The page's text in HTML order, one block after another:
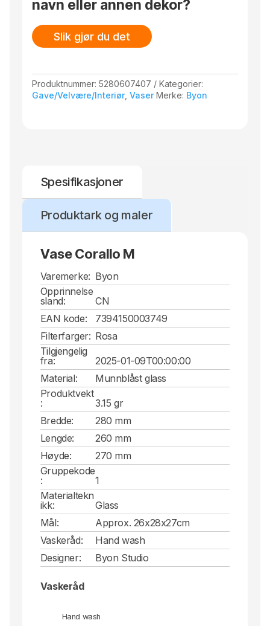
navn eller annen dekor?
Slik gjør du det
Produktnummer:5280607407
Kategorier:
Gave/Velvære/Interiør,Vaser Merke: Byon
Spesifikasjoner
Produktark og maler
Vase Corallo M
Varemerke: Byon
Opprinnelse
sland:
CN
EAN kode:
7394150003749
Filterfarger: Rosa
Tilgjengelig
fra:
2025-01-09T00:00:00
Material:
Munnblåst glass
Produktvekt
:
3.15 gr
Bredde:
280 mm
Lengde:
260 mm
Høyde:
270 mm
Gruppekode
:
1
Materialtekn
ikk:
Glass
Mål:
Approx. 26x28x27cm
Vaskeråd:
Hand wash
Designer:
Byon Studio
Vaskeråd
Hand wash